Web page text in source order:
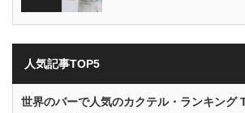
人気記事TOP5
世界のバーで人気のカクテル・ランキング